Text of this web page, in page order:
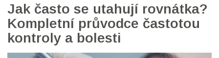
Jak často se utahují rovnátka?
Kompletní průvodce častotou
kontroly a bolesti